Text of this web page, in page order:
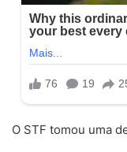
O STF tomou uma